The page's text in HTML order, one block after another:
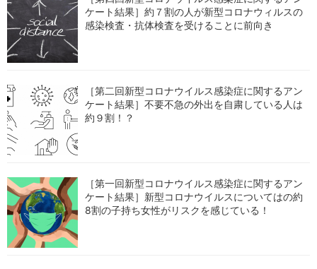
ケート結果］約７割の人が新型コロナウィルスの
感染検査・抗体検査を受けることに前向き
［第二回新型コロナウイルス感染症に関するアン
ケート結果］不要不急の外出を自粛している人は
約９割！？
［第一回新型コロナウイルス感染症に関するアン
ケート結果］新型コロナウイルスについてはの約
8割の子持ち女性がリスクを感じている！